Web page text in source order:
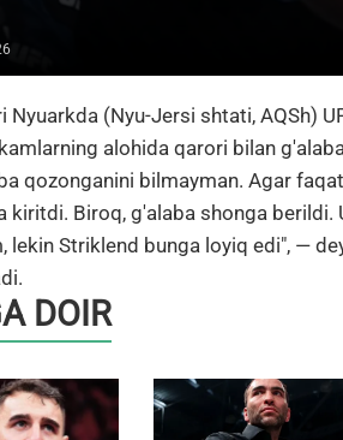
Nyuarkda (Nyu-Jersi shtati, AQSh)
alohida qarori bilan
qozonganini bilmayman. Agar
kiritdi. Biroq, g'alaba shonga berildi.
lekin Striklend bunga loyiq edi", —
DOIR